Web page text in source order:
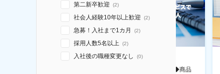
第二新卒歓迎 (2)
社会人経験10年以上歓迎 (2)
急募！入社まで1カ月 (2)
採用人数5名以上 (2)
入社後の職種変更なし (0)
ＢＲＵＮＯ株式会社
【週2在宅】30代活躍中◆商品